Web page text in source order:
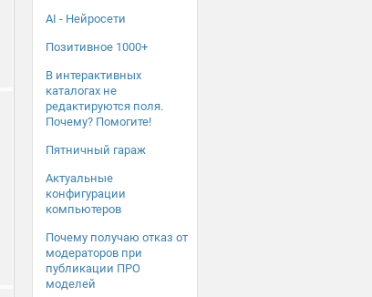
AI - Нейросети
Позитивное 1000+
В интерактивных
каталогах не
редактируются поля.
Почему? Помогите!
Пятничный гараж
Актуальные
конфигурации
компьютеров
Почему получаю отказ от
модераторов при
публикации ПРО
моделей